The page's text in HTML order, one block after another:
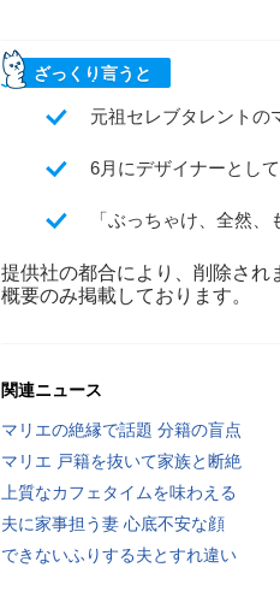
ざっくり言うと
元祖セレブタレントの
6月にデザイナーとし
「ぶっちゃけ、全然
提供社の都合により、削除され
概要のみ掲載しております。
関連ニュース
マリエの絶縁で話題 分籍の盲点
マリエ 戸籍を抜いて家族と断絶
上質なカフェタイムを味わえる
夫に家事担う妻 心底不安な顔
できないふりする夫とすれ違い